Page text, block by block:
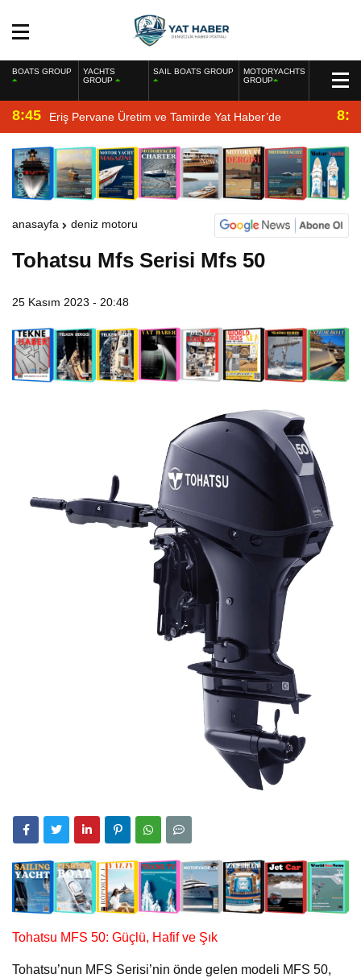
BOATS GROUP
YACHTS
GROUP
SAIL BOATS GROUP
MOTORYACHTS
GROUP
8:45 Eriş Pervane Üretim ve Tamirde Yat Haber’de
anasayfa deniz motoru
Tohatsu Mfs Serisi Mfs 50
25 Kasım 2023 - 20:48
Tohatsu MFS 50: Güçlü, Hafif ve Şık
Tohatsu’nun MFS Serisi’nin önde gelen modeli MFS 50,